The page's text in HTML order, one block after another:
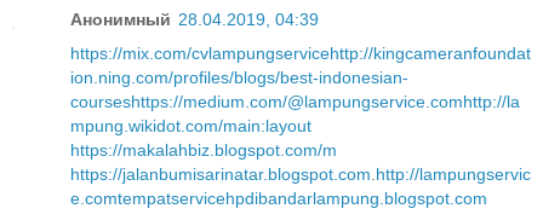
Анонимный 28.04.2019, 04:39
https://mix.com/cvlampungservicehttp://kingcameranfoundat
ion.ning.com/profiles/blogs/best-indonesian-
courseshttps://medium.com/@lampungservice.comhttp://la
mpung.wikidot.com/main:layout
https://makalahbiz.blogspot.com/m
https://jalanbumisarinatar.blogspot.com.http://lampungservic
e.comtempatservicehpdibandarlampung.blogspot.com